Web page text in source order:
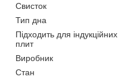
Свисток
Тип дна
Підходить для індукційних
плит
Виробник
Стан